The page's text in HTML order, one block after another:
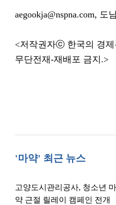
aegookja@nspna.com, 도
<저작권자ⓒ 한국의 경제
무단전재-재배포 금지.>
'마약' 최근 뉴스
고양도시관리공사, 청소년 마
약 근절 릴레이 캠페인 전개